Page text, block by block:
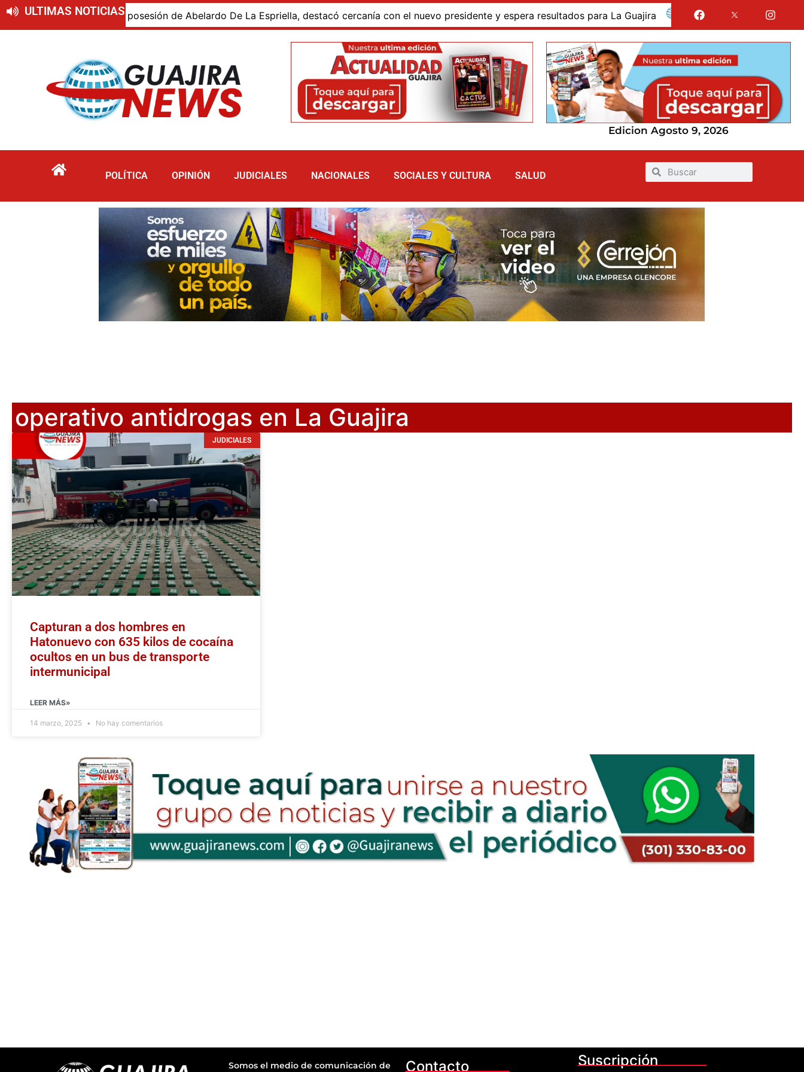
ULTIMAS NOTICIAS
presente en la posesión de Abelardo De La Espriella, destacó cercanía con el nuevo presidente y espera resultados para La Guajira La Guajira fue presentada
Edicion Agosto 9, 2026
POLÍTICA OPINIÓN JUDICIALES NACIONALES SOCIALES Y CULTURA SALUD
operativo antidrogas en La Guajira
JUDICIALES
Capturan a dos hombres en
Hatonuevo con 635 kilos de cocaína
ocultos en un bus de transporte
intermunicipal
LEER MÁS»
14 marzo, 2025 No hay comentarios
Somos el medio de comunicación de Contacto Suscripción